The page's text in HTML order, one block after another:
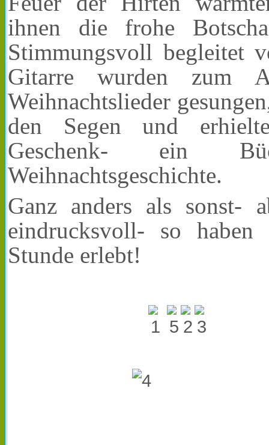
ihnen die frohe
Stimmungsvoll begleitet
Gitarre wurden zum
Weihnachtslieder
den Segen und
Geschenk- ein
Weihnachtsgeschichte.
Ganz anders als sonst-
eindrucksvoll- so
Stunde erlebt!